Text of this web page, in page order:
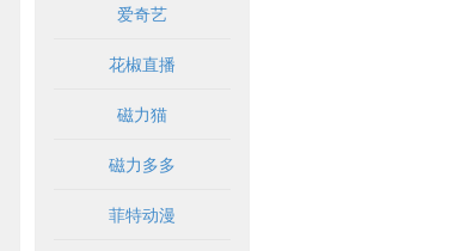
爱奇艺
花椒直播
磁力猫
磁力多多
菲特动漫